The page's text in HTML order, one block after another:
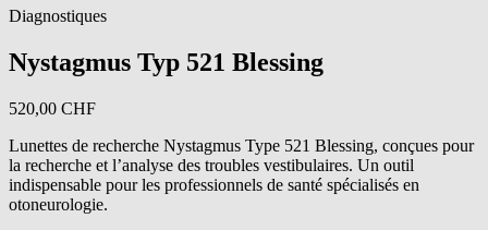
Diagnostiques
Nystagmus Typ 521 Blessing
520,00 CHF
Lunettes de recherche Nystagmus Type 521 Blessing, conçues pour
la recherche et l’analyse des troubles vestibulaires. Un outil
indispensable pour les professionnels de santé spécialisés en
otoneurologie.